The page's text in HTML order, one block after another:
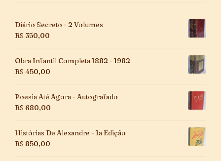
Diário Secreto - 2 Volumes
R$ 350,00
Obra Infantil Completa 1882 - 1982
R$ 450,00
Poesia Até Agora - Autografado
R$ 680,00
Histórias De Alexandre - 1a Edição
R$ 850,00